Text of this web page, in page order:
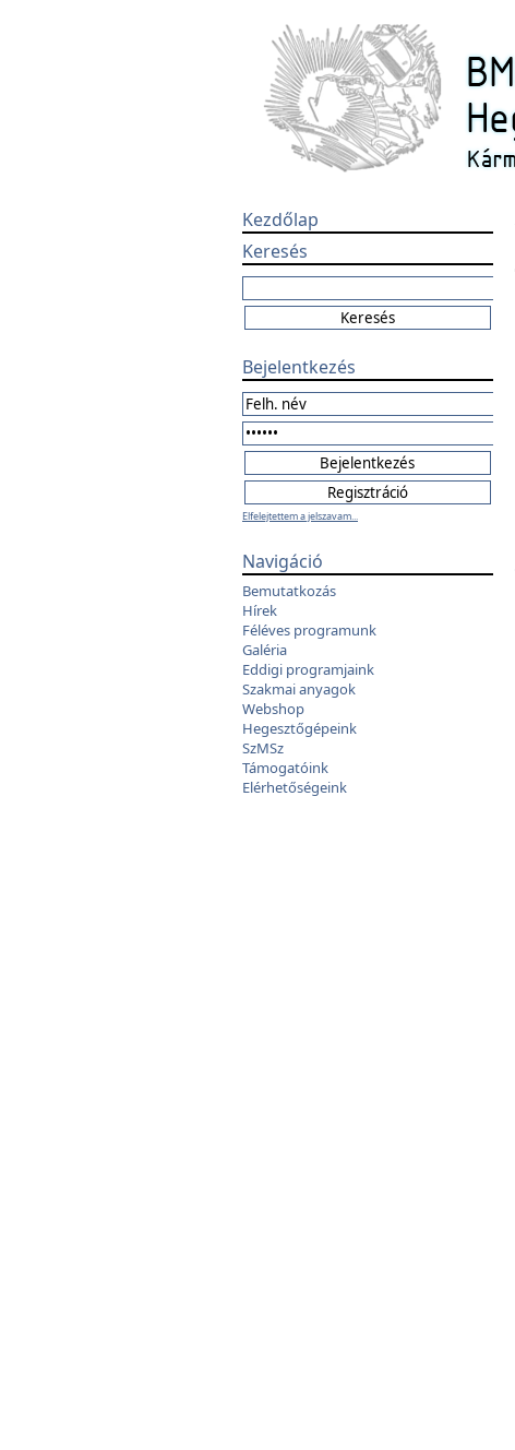
Kezdőlap
Keresés
Bejelentkezés
Elfelejtettem a jelszavam...
Navigáció
Bemutatkozás
Hírek
Féléves programunk
Galéria
Eddigi programjaink
Szakmai anyagok
Webshop
Hegesztőgépeink
SzMSz
Támogatóink
Elérhetőségeink